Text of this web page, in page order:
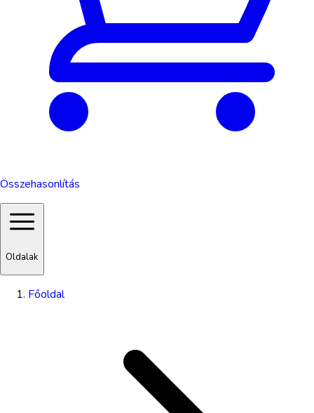
Összehasonlítás
Oldalak
Főoldal